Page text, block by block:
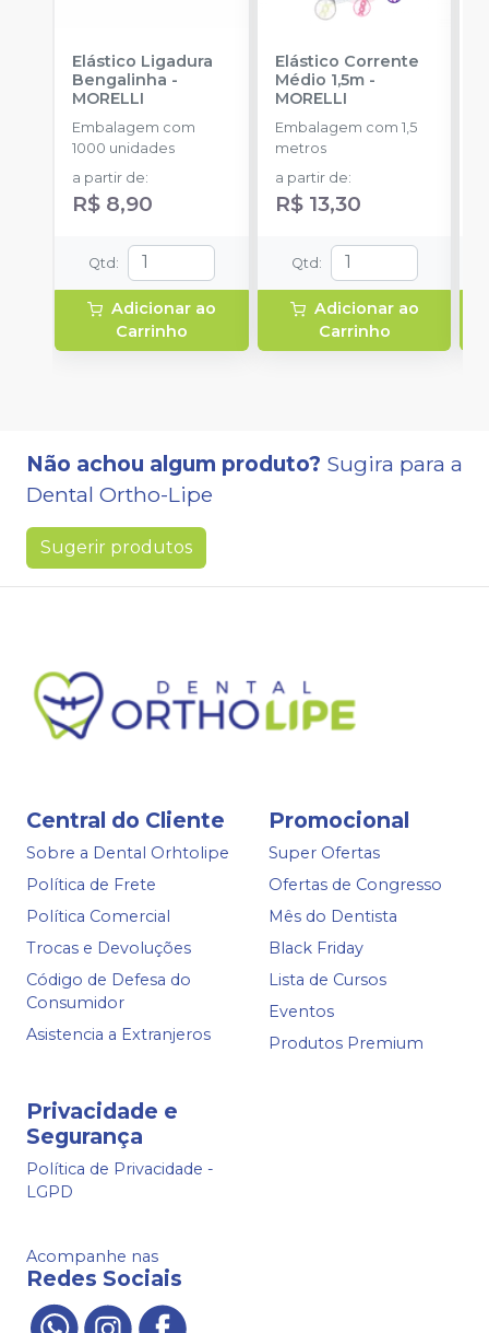
Elástico Ligadura
Bengalinha -
MORELLI
Embalagem com
1000 unidades
a partir de:
R$ 8,90
Qtd :
Adicionar ao
Carrinho
Elástico Corrente
Médio 1,5m-
MORELLI
Embalagem com 1,5
metros
a partir de:
R$ 13,30
Qtd :
Adicionar ao
Carrinho
Não achou algum produto? Sugira para a
Dental Ortho-Lipe
Sugerir produtos
Central do Cliente
Sobre a Dental Orhtolipe
Política de Frete
Política Comercial
Trocas e Devoluções
Código de Defesa do
Consumidor
Asistencia a Extranjeros
Promocional
Super Ofertas
Ofertas de Congresso
Mês do Dentista
Black Friday
Lista de Cursos
Eventos
Produtos Premium
Privacidade e
Segurança
Política de Privacidade -
LGPD
Acompanhe nas
Redes Sociais